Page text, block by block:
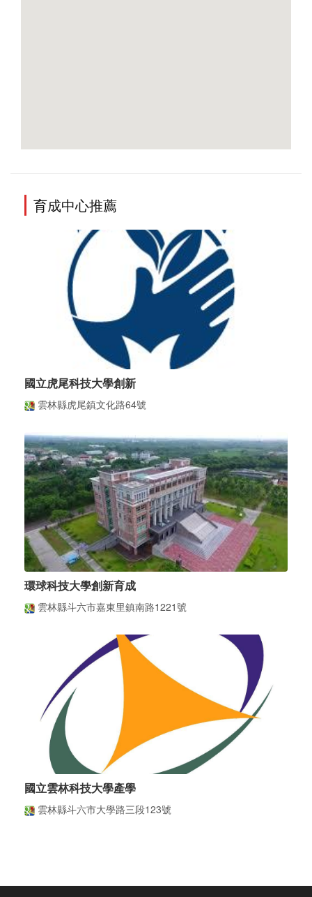
育成中心推薦
國立虎尾科技大學創新
雲林縣虎尾鎮文化路64號
環球科技大學創新育成
雲林縣斗六市嘉東里鎮南路1221號
國立雲林科技大學產學
雲林縣斗六市大學路三段123號